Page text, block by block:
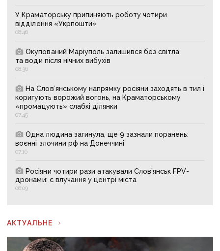
У Краматорську припиняють роботу чотири
відділення «Укрпошти»
08:46
Окупований Маріуполь залишився без світла
та води після нічних вибухів
08:36
На Слов’янському напрямку росіяни заходять в тил і
коригують ворожий вогонь, на Краматорському
«промацують» слабкі ділянки
07:45
Одна людина загинула, ще 9 зазнали поранень:
воєнні злочини рф на Донеччині
07:16
Росіяни чотири рази атакували Слов’янськ FPV-
дронами: є влучання у центрі міста
06:09
АКТУАЛЬНЕ